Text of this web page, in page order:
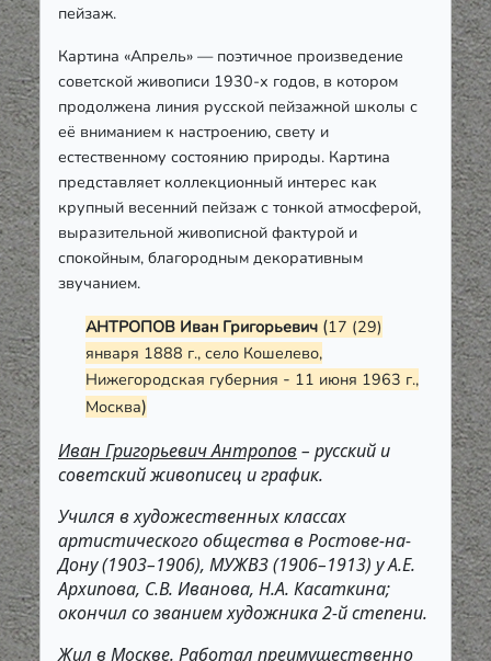
пейзаж.
Картина «Апрель» — поэтичное произведение
советской живописи 1930-х годов, в котором
продолжена линия русской пейзажной школы с
её вниманием к настроению, свету и
естественному состоянию природы. Картина
представляет коллекционный интерес как
крупный весенний пейзаж с тонкой атмосферой,
выразительной живописной фактурой и
спокойным, благородным декоративным
звучанием.
АНТРОПОВ Иван Григорьевич (17 (29)
января 1888 г., село Кошелево,
Нижегородская губерния - 11 июня 1963 г.,
Москва)
Иван Григорьевич Антропов– русский и
советский живописец и график.
Учился в художественных классах
артистического общества в Ростове-на-
Дону (1903–1906), МУЖВЗ (1906–1913) у А.Е.
Архипова, С.В. Иванова, Н.А. Касаткина;
окончил со званием художника 2-й степени.
Жил в Москве. Работал преимущественно